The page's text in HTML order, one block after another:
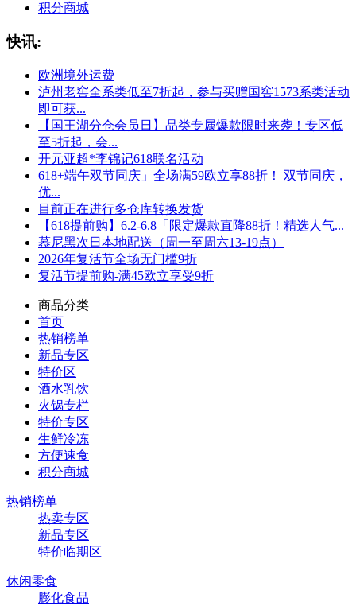
积分商城
快讯:
欧洲境外运费
泸州老窖全系类低至7折起，参与买赠国窖1573系类活动
即可获...
【国王湖分仓会员日】品类专属爆款限时来袭！专区低
至5折起，会...
开元亚超*李锦记618联名活动
618+端午双节同庆」全场满59欧立享88折！ 双节同庆，
优...
目前正在进行多仓库转换发货
【618提前购】6.2-6.8「限定爆款直降88折！精选人气...
慕尼黑次日本地配送（周一至周六13-19点）
2026年复活节全场无门槛9折
复活节提前购-满45欧立享受9折
商品分类
首页
热销榜单
新品专区
特价区
酒水乳饮
火锅专栏
特价专区
生鲜冷冻
方便速食
积分商城
热销榜单
热卖专区
新品专区
特价临期区
休闲零食
膨化食品